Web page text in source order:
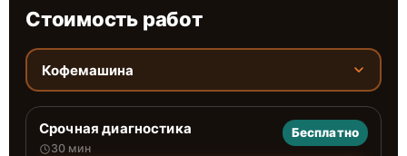
Стоимость работ
Кофемашина
Срочная диагностика
30 мин
Бесплатно